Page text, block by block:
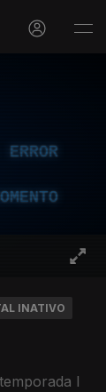
INATIVO
temporada I